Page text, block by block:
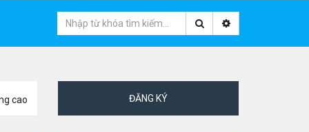
cao ĐĂNG KÝ